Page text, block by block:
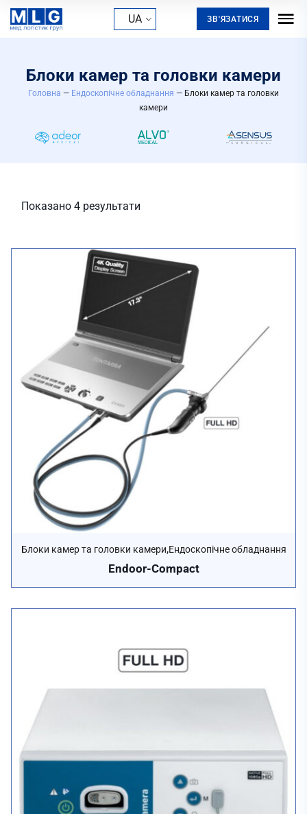
UA ЗВ'ЯЗАТИСЯ
Блоки камер та головки камери
Головна — Ендоскопічне обладнання — Блоки камер та головки
камери
Показано 4 результати
Блоки камер та головки камери,Ендоскопічне обладнання
Endoor-Compact